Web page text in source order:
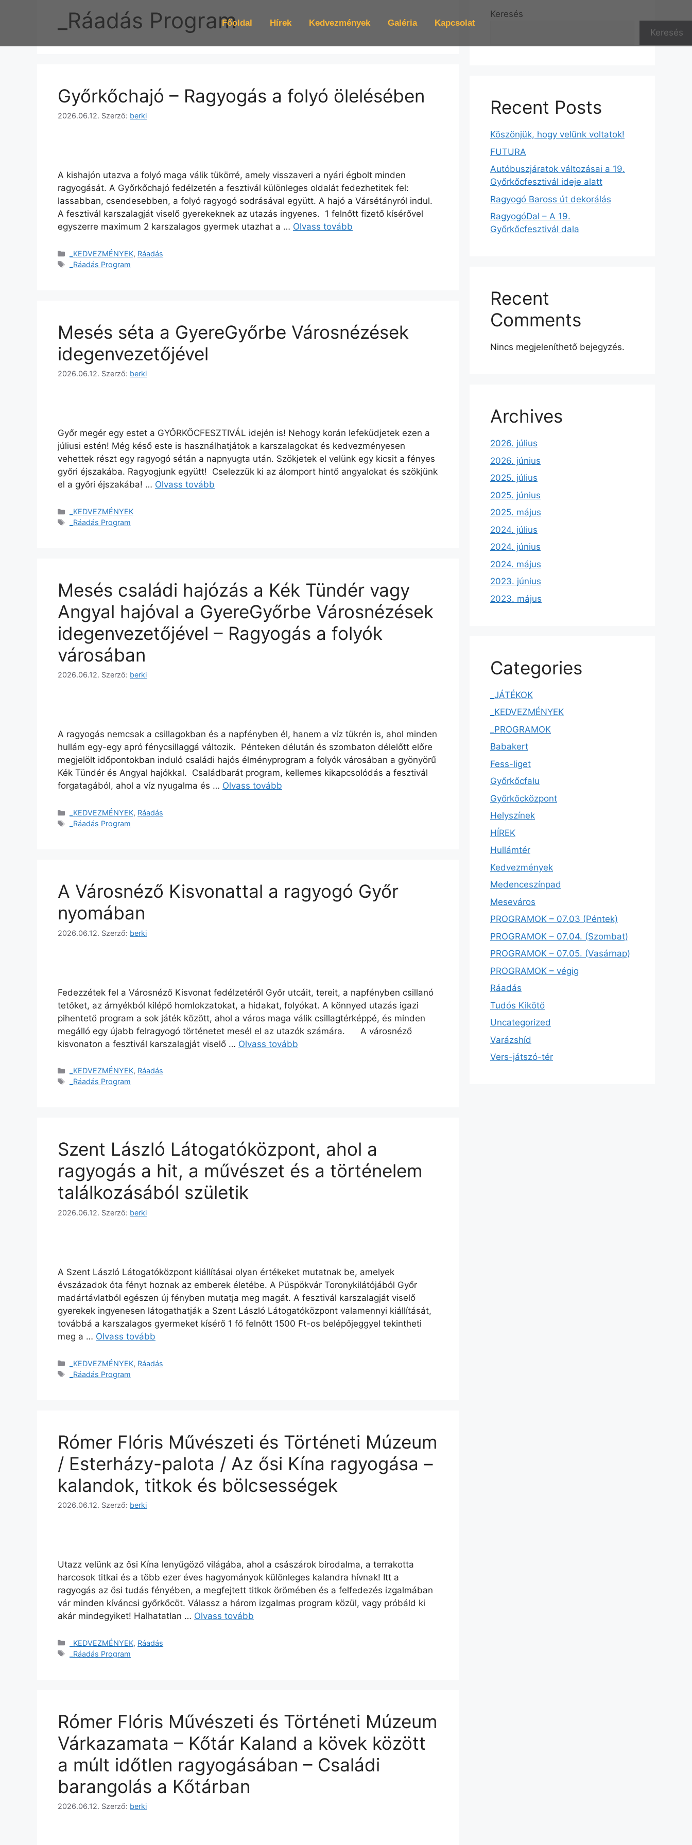
Főoldal Hírek Kedvezmények Galéria Kapcsolat
_Ráadás Program
Győrkőchajó – Ragyogás a folyó ölelésében
2026.06.12. Szerző: berki
A kishajón utazva a folyó maga válik tükörré, amely visszaveri a nyári égbolt minden
ragyogását. A Győrkőchajó fedélzetén a fesztivál különleges oldalát fedezhetitek fel:
lassabban, csendesebben, a folyó ragyogó sodrásával együtt. A hajó a Vársétányról indul.
A fesztivál karszalagját viselő gyerekeknek az utazás ingyenes. 1 felnőtt fizető kísérővel
egyszerre maximum 2 karszalagos gyermek utazhat a … Olvass tovább
_KEDVEZMÉNYEK, Ráadás
_Ráadás Program
Mesés séta a GyereGyőrbe Városnézések
idegenvezetőjével
2026.06.12. Szerző: berki
Győr megér egy estet a GYŐRKŐCFESZTIVÁL idején is! Nehogy korán lefeküdjetek ezen a
júliusi estén! Még késő este is használhatjátok a karszalagokat és kedvezményesen
vehettek részt egy ragyogó sétán a napnyugta után. Szökjetek el velünk egy kicsit a fényes
győri éjszakába. Ragyogjunk együtt! Cselezzük ki az álomport hintő angyalokat és szökjünk
el a győri éjszakába! … Olvass tovább
_KEDVEZMÉNYEK
_Ráadás Program
Mesés családi hajózás a Kék Tündér vagy
Angyal hajóval a GyereGyőrbe Városnézések
idegenvezetőjével – Ragyogás a folyók
városában
2026.06.12. Szerző: berki
A ragyogás nemcsak a csillagokban és a napfényben él, hanem a víz tükrén is, ahol minden
hullám egy-egy apró fénycsillaggá változik. Pénteken délután és szombaton délelőtt előre
megjelölt időpontokban induló családi hajós élményprogram a folyók városában a gyönyörű
Kék Tündér és Angyal hajókkal. Családbarát program, kellemes kikapcsolódás a fesztivál
forgatagából, ahol a víz nyugalma és … Olvass tovább
_KEDVEZMÉNYEK, Ráadás
_Ráadás Program
A Városnéző Kisvonattal a ragyogó Győr
nyomában
2026.06.12. Szerző: berki
Fedezzétek fel a Városnéző Kisvonat fedélzetéről Győr utcáit, tereit, a napfényben csillanó
tetőket, az árnyékból kilépő homlokzatokat, a hidakat, folyókat. A könnyed utazás igazi
pihentető program a sok játék között, ahol a város maga válik csillagtérképpé, és minden
megálló egy újabb felragyogó történetet mesél el az utazók számára. A városnéző
kisvonaton a fesztivál karszalagját viselő … Olvass tovább
_KEDVEZMÉNYEK, Ráadás
_Ráadás Program
Szent László Látogatóközpont, ahol a
ragyogás a hit, a művészet és a történelem
találkozásából születik
2026.06.12. Szerző: berki
A Szent László Látogatóközpont kiállításai olyan értékeket mutatnak be, amelyek
évszázadok óta fényt hoznak az emberek életébe. A Püspökvár Toronykilátójából Győr
madártávlatból egészen új fényben mutatja meg magát. A fesztivál karszalagját viselő
gyerekek ingyenesen látogathatják a Szent László Látogatóközpont valamennyi kiállítását,
továbbá a karszalagos gyermeket kísérő 1 fő felnőtt 1500 Ft-os belépőjeggyel tekintheti
meg a … Olvass tovább
_KEDVEZMÉNYEK, Ráadás
_Ráadás Program
Rómer Flóris Művészeti és Történeti Múzeum
/ Esterházy-palota / Az ősi Kína ragyogása –
kalandok, titkok és bölcsességek
2026.06.12. Szerző: berki
Utazz velünk az ősi Kína lenyűgöző világába, ahol a császárok birodalma, a terrakotta
harcosok titkai és a több ezer éves hagyományok különleges kalandra hívnak! Itt a
ragyogás az ősi tudás fényében, a megfejtett titkok örömében és a felfedezés izgalmában
vár minden kíváncsi győrkőcöt. Válassz a három izgalmas program közül, vagy próbáld ki
akár mindegyiket! Halhatatlan … Olvass tovább
_KEDVEZMÉNYEK, Ráadás
_Ráadás Program
Rómer Flóris Művészeti és Történeti Múzeum
Várkazamata – Kőtár Kaland a kövek között
a múlt időtlen ragyogásában – Családi
barangolás a Kőtárban
2026.06.12. Szerző: berki
Keresés
Keresés
Recent Posts
Köszönjük, hogy velünk voltatok!
FUTURA
Autóbuszjáratok változásai a 19.
Győrkőcfesztivál ideje alatt
Ragyogó Baross út dekorálás
RagyogóDal – A 19.
Győrkőcfesztivál dala
Recent
Comments
Nincs megjeleníthető bejegyzés.
Archives
2026. július
2026. június
2025. július
2025. június
2025. május
2024. július
2024. június
2024. május
2023. június
2023. május
Categories
_JÁTÉKOK
_KEDVEZMÉNYEK
_PROGRAMOK
Babakert
Fess-liget
Győrkőcfalu
Győrkőcközpont
Helyszínek
HÍREK
Hullámtér
Kedvezmények
Medenceszínpad
Meseváros
PROGRAMOK – 07.03 (Péntek)
PROGRAMOK – 07.04. (Szombat)
PROGRAMOK – 07.05. (Vasárnap)
PROGRAMOK – végig
Ráadás
Tudós Kikötő
Uncategorized
Varázshíd
Vers-játszó-tér